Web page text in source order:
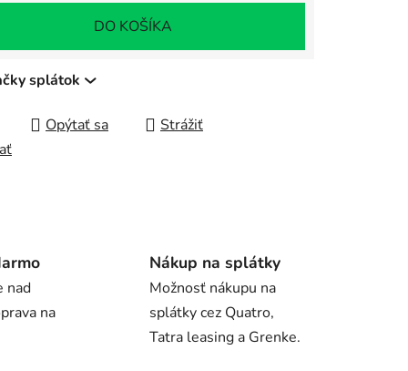
DO KOŠÍKA
splátok
Opýtať sa
Strážiť
nad
na
Nákup na splátky
Možnosť nákupu na
splátky cez Quatro,
Tatra leasing a Grenke.